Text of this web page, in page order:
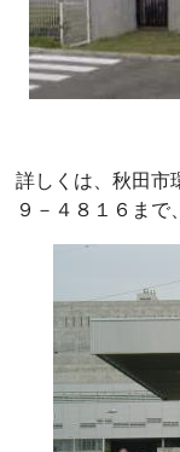
詳しくは、秋田
９－４８１６まで